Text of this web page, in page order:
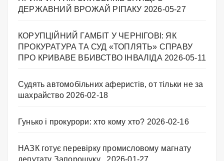
ДЕРЖАВНИЙ ВРОЖАЙ РІПАКУ ​ 2026-05-27
КОРУПЦІЙНИЙ ГАМБІТ У ЧЕРНІГОВІ: ЯК
ПРОКУРАТУРА ТА СУД «ТОПЛЯТЬ» СПРАВУ
ПРО КРИВАВЕ ВБИВСТВО ІНВАЛІДА 2026-05-11
Судять автомобільних аферистів, от тільки не за
шахрайство 2026-02-18
Гунько і прокурори: хто кому хто? 2026-02-16
НАЗК готує перевірку промисловому магнату